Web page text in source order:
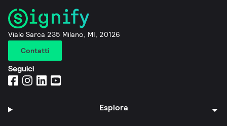
Viale Sarca 235 Milano, MI, 20126
Contatti
Seguici
Esplora